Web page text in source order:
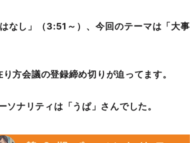
なし」（3:51～）、今回のテーマは「大事
方会議の登録締め切りが迫ってます。
ナリティは「うぱ」さんでした。